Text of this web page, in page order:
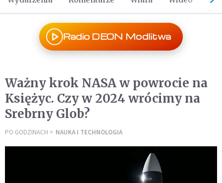
Radio DEON Modlitwa
Ważny krok NASA w powrocie na
Księżyc. Czy w 2024 wrócimy na
Srebrny Glob?
PO GODZINACH NAUKA I TECHNOLOGIA